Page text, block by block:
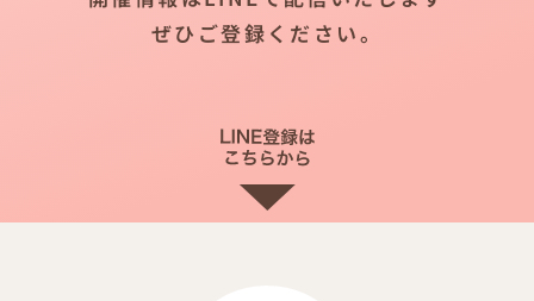
ぜひご登録ください。